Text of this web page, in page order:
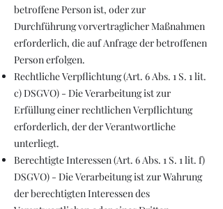
betroffene Person ist, oder zur
Durchführung vorvertraglicher Maßnahmen
erforderlich, die auf Anfrage der betroffenen
Person erfolgen.
Rechtliche Verpflichtung (Art. 6 Abs. 1 S. 1 lit.
c) DSGVO) - Die Verarbeitung ist zur
Erfüllung einer rechtlichen Verpflichtung
erforderlich, der der Verantwortliche
unterliegt.
Berechtigte Interessen (Art. 6 Abs. 1 S. 1 lit. f)
DSGVO) - Die Verarbeitung ist zur Wahrung
der berechtigten Interessen des